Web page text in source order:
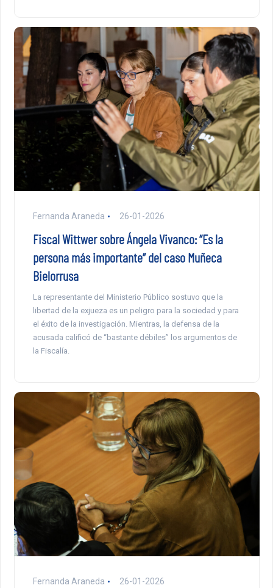
Fernanda Araneda 26-01-2026
Fiscal Wittwer sobre Ángela Vivanco: “Es la
persona más importante” del caso Muñeca
Bielorrusa
La representante del Ministerio Público sostuvo que la
libertad de la exjueza es un peligro para la sociedad y para
el éxito de la investigación. Mientras, la defensa de la
acusada calificó de “bastante débiles” los argumentos de
la Fiscalía.
Fernanda Araneda 26-01-2026